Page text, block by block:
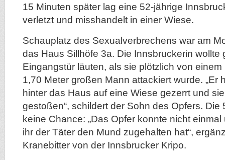
15 Minuten später lag eine 52-jährige
verletzt und misshandelt in einer Wiese.
Schauplatz des Sexualverbrechens war am
das Haus Sillhöfe 3a. Die Innsbruckerin wollte
Eingangstür läuten, als sie plötzlich von
1,70 Meter großen Mann attackiert wurde. „Er
hinter das Haus auf eine Wiese gezerrt und
gestoßen“, schildert der Sohn des Opfers. Die
keine Chance: „Das Opfer konnte nicht
ihr der Täter den Mund zugehalten hat“,
Kranebitter von der Innsbrucker Kripo.